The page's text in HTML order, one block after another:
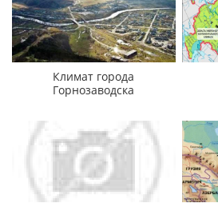
Климат города
Горнозаводска